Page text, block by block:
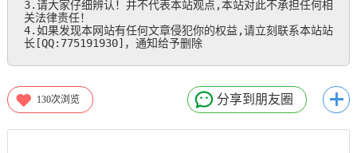
3.请大家仔细辨认！并不代表本站观点,本站对此不承担任何相
关法律责任！
4.如果发现本网站有任何文章侵犯你的权益,请立刻联系本站站
长[QQ:775191930]，通知给予删除
130次浏览 分享到朋友圈